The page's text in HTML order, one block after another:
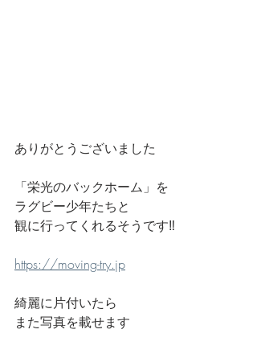
ありがとうございました
「栄光のバックホーム」を
ラグビー少年たちと
観に行ってくれるそうです‼️
https://moving-try.jp
綺麗に片付いたら
また写真を載せます